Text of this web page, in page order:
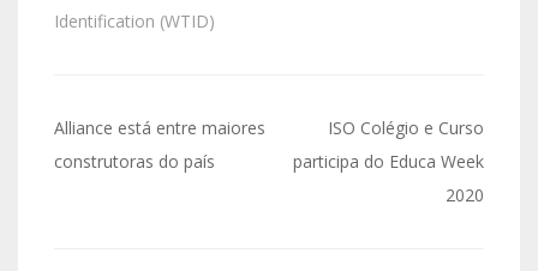
Identification (WTID)
Alliance está entre maiores
construtoras do país
ISO Colégio e Curso
participa do Educa Week
2020